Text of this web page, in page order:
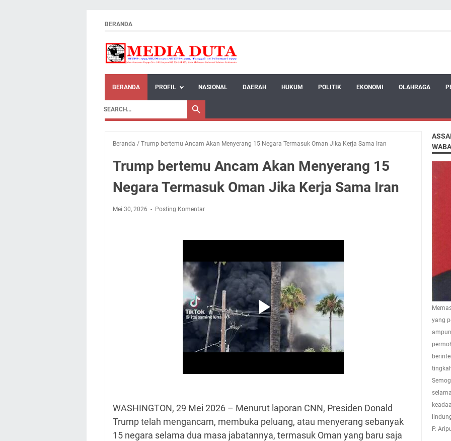
BERANDA
BERANDA PROFIL NASIONAL DAERAH HUKUM POLITIK EKONOMI OLAHRAGA
Beranda / Trump bertemu Ancam Akan Menyerang 15 Negara Termasuk Oman Jika Kerja Sama Iran
Trump bertemu Ancam Akan Menyerang 15
Negara Termasuk Oman Jika Kerja Sama Iran
Mei 30, 2026 Posting Komentar
WASHINGTON, 29 Mei 2026 – Menurut laporan CNN, Presiden Donald
Trump telah mengancam, membuka peluang, atau menyerang sebanyak
15 negara selama dua masa jabatannya, termasuk Oman yang baru saja
yang
P.